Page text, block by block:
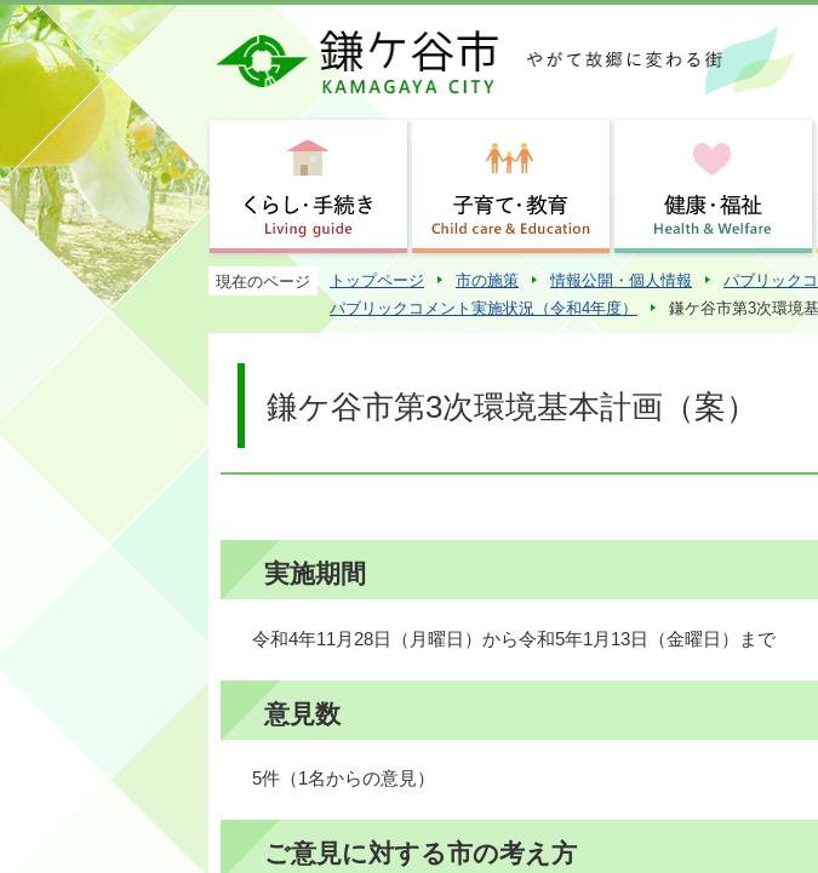
このページ
現在のページ トップページ 市の施策 情報公開・個人情報 パブリック
パブリックコメント実施状況（令和4年度）
鎌ケ谷市第3次環境
鎌ケ谷市第3次環境基本計画（案）
実施期間
令和4年11月28日（月曜日）から令和5年1月13日（金曜日）まで
意見数
5件（1名からの意見）
ご意見に対する市の考え方